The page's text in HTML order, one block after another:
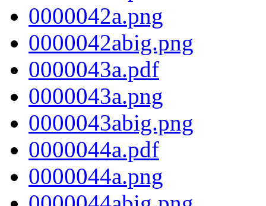
0000042a.png
0000042abig.png
0000043a.pdf
0000043a.png
0000043abig.png
0000044a.pdf
0000044a.png